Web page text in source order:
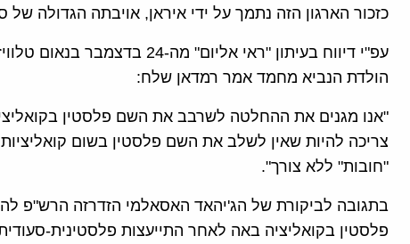
כזכור הארגון הזה נתמך על ידי איראן, אויבתה הגדולה של
עפ"י דיווח בעיתון "ראי אליום"
הולדת הנביא מחמד אמר רמדאן שלח:
"אנו מגנים את ההחלטה לשרבב את השם פלסטין
צריכה להיות שאין לשלב את השם פלסטין בשום
"חובות" ללא צורך".
בתגובה לביקורת של הג'יהאד האסאלמי הזדרזה הרש"פ
פלסטין בקואליציה באה לאחר התייעצות פלסטינית-